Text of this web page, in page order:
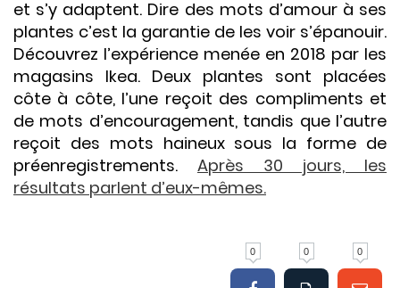
et s’y adaptent. Dire des mots d’amour à ses
plantes c’est la garantie de les voir s’épanouir.
Découvrez l’expérience menée en 2018 par les
magasins Ikea. Deux plantes sont placées
côte à côte, l’une reçoit des compliments et
de mots d’encouragement, tandis que l’autre
reçoit des mots haineux sous la forme de
préenregistrements. Après 30 jours, les
résultats parlent d’eux-mêmes.
0 0 0